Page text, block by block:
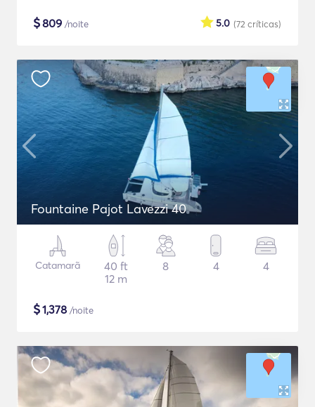
$809 /noite (72 críticas)
5.0
Fountaine Pajot Lavezzi 40
Catamarã
40 ft
12 m
8 4 4
$1,378 /noite